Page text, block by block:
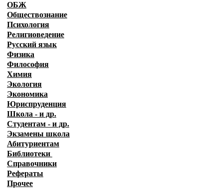
ОБЖ
Обществознание
Психология
Религиоведение
Русский язык
Физика
Философия
Химия
Экология
Экономика
Юриспруденция
Школа - и др.
Студентам - и др.
Экзамены школа
Абитуриентам
Библиотеки
Справочники
Рефераты
Прочее